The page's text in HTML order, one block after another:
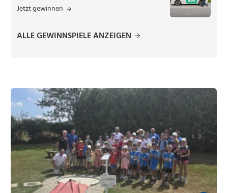
Jetzt gewinnen
ALLE GEWINNSPIELE ANZEIGEN